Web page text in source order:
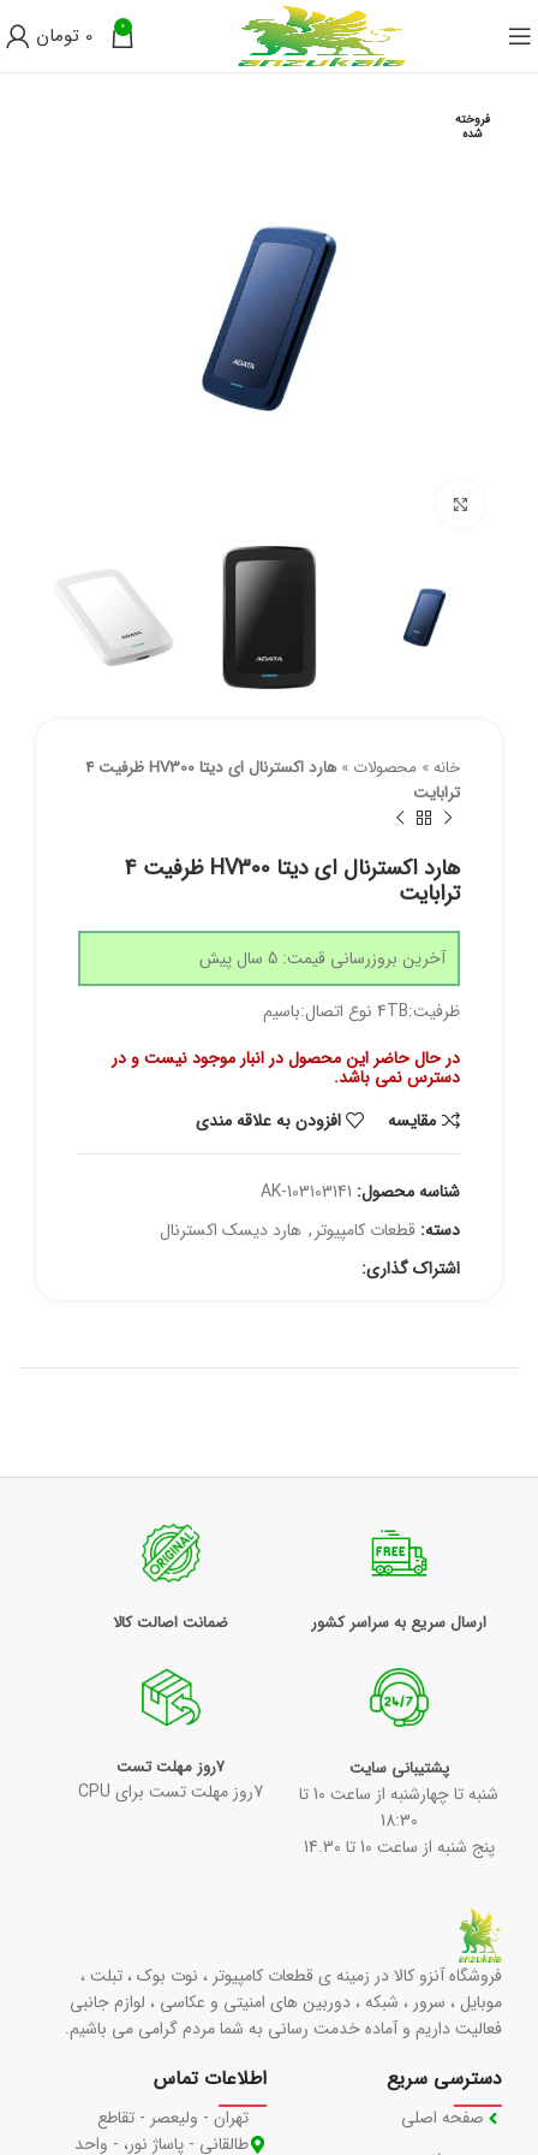
0
0 تومان
فروخته
شده
خانه» محصولات »
هارد اکسترنال ای دیتا HV300 ظرفیت 4
ترابایت
هارد اکسترنال ای دیتا HV300 ظرفیت 4
ترابایت
آخرین بروزرسانی قیمت: 5 سال پیش
ظرفیت:4TB نوع اتصال:باسیم
در حال حاضر این محصول در انبار موجود نیست و در
دسترس نمی باشد.
مقايسه
افزودن به علاقه مندی
شناسه محصول: AK-103103141
دسته: قطعات کامپیوتر , هارد دیسک اکسترنال
اشتراک گذاری:
ارسال سریع به سراسر کشور ضمانت اصالت کالا
پشتیبانی سایت
شنبه تا چهارشنبه از ساعت 10 تا
18:30
پنج شنبه از ساعت 10 تا 14.30
7روز مهلت تست
7روز مهلت تست برای CPU
فروشگاه آنزو کالا در زمینه ی قطعات کامپیوتر ، نوت بوک ، تبلت ،
موبایل ، سرور ، شبکه ، دوربین های امنیتی و عکاسی ، لوازم جانبی
فعالیت داریم و آماده خدمت رسانی به شما مردم گرامی می باشیم.
دسترسی سریع
صفحه اصلی
اطلاعات تماس
تهران - ولیعصر - تقاطع
طالقانی - پاساژ نور، - واحد